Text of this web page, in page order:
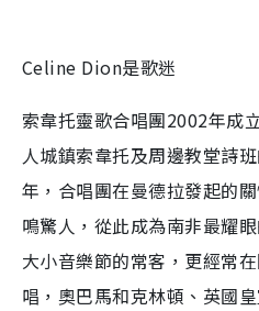
Celine Dion是歌迷
索韋托靈歌合唱團2002年成
人城鎮索韋托及周邊教堂詩
年，合唱團在曼德拉發起的
鳴驚人，從此成為南非最耀
大小音樂節的常客，更經常
唱，奧巴馬和克林頓、英國